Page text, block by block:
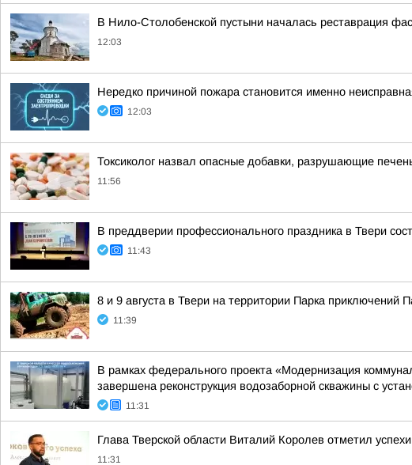
В Нило-Столобенской пустыни началась реставрация
12:03
Нередко причиной пожара становится именно
12:03
Токсиколог назвал опасные добавки, разрушающие
11:56
В преддверии профессионального праздника в Твери
11:43
8 и 9 августа в Твери на территории Парка
11:39
В рамках федерального проекта «Модернизация
завершена реконструкция водозаборной скважины с
11:31
Глава Тверской области Виталий Королев отметил успехи
11:31